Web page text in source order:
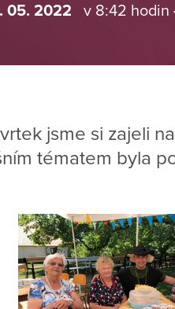
05. 2022 v 8:42 hodin
jsme si zajeli
tématem byla